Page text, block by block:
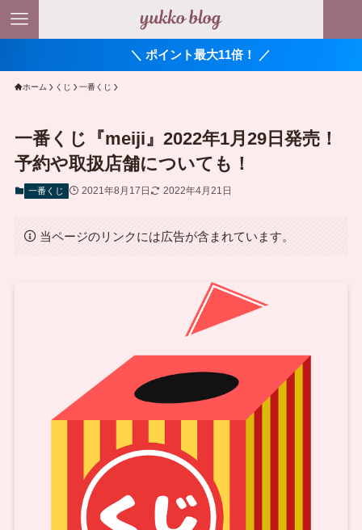
＼ ポイント最大11倍！ ／
ホーム くじ 一番くじ
一番くじ『meiji』2022年1月29日発売！
予約や取扱店舗についても！
一番くじ 2021年8月17日 2022年4月21日
当ページのリンクには広告が含まれています。